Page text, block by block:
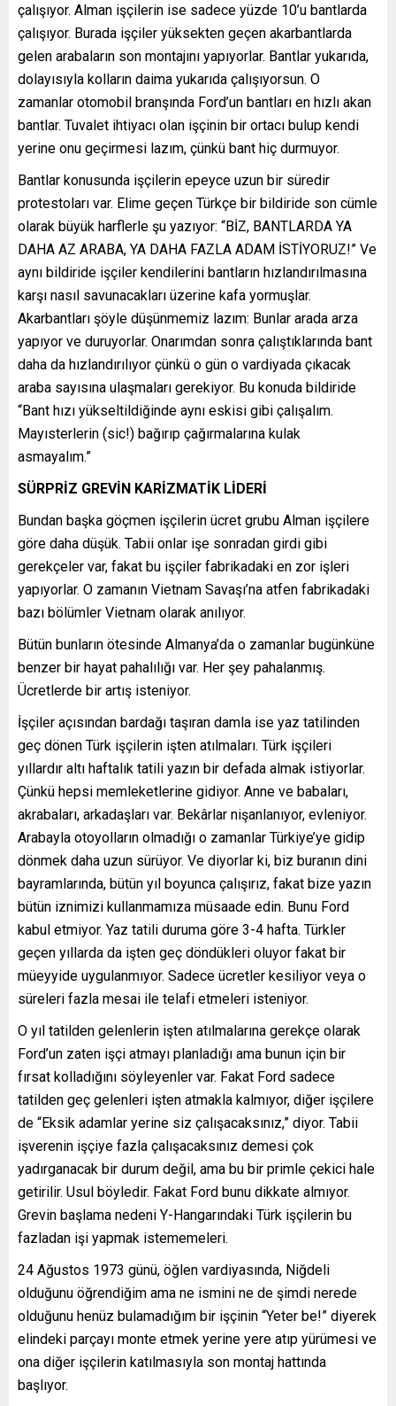
çalışıyor. Alman işçilerin ise sadece yüzde 10’u bantlarda
çalışıyor. Burada işçiler yüksekten geçen akarbantlarda
gelen arabaların son montajını yapıyorlar. Bantlar yukarıda,
dolayısıyla kolların daima yukarıda çalışıyorsun. O
zamanlar otomobil branşında Ford’un bantları en hızlı akan
bantlar. Tuvalet ihtiyacı olan işçinin bir ortacı bulup kendi
yerine onu geçirmesi lazım, çünkü bant hiç durmuyor.
Bantlar konusunda işçilerin epeyce uzun bir süredir
protestoları var. Elime geçen Türkçe bir bildiride son cümle
olarak büyük harflerle şu yazıyor: “BİZ, BANTLARDA YA
DAHA AZ ARABA, YA DAHA FAZLA ADAM İSTİYORUZ!” Ve
aynı bildiride işçiler kendilerini bantların hızlandırılmasına
karşı nasıl savunacakları üzerine kafa yormuşlar.
Akarbantları şöyle düşünmemiz lazım: Bunlar arada arza
yapıyor ve duruyorlar. Onarımdan sonra çalıştıklarında bant
daha da hızlandırılıyor çünkü o gün o vardiyada çıkacak
araba sayısına ulaşmaları gerekiyor. Bu konuda bildiride
“Bant hızı yükseltildiğinde aynı eskisi gibi çalışalım.
Mayısterlerin (sic!) bağırıp çağırmalarına kulak
asmayalım.”
SÜRPRİZ GREVİN KARİZMATİK LİDERİ
Bundan başka göçmen işçilerin ücret grubu Alman işçilere
göre daha düşük. Tabii onlar işe sonradan girdi gibi
gerekçeler var, fakat bu işçiler fabrikadaki en zor işleri
yapıyorlar. O zamanın Vietnam Savaşı’na atfen fabrikadaki
bazı bölümler Vietnam olarak anılıyor.
Bütün bunların ötesinde Almanya’da o zamanlar bugünküne
benzer bir hayat pahalılığı var. Her şey pahalanmış.
Ücretlerde bir artış isteniyor.
İşçiler açısından bardağı taşıran damla ise yaz tatilinden
geç dönen Türk işçilerin işten atılmaları. Türk işçileri
yıllardır altı haftalık tatili yazın bir defada almak istiyorlar.
Çünkü hepsi memleketlerine gidiyor. Anne ve babaları,
akrabaları, arkadaşları var. Bekârlar nişanlanıyor, evleniyor.
Arabayla otoyolların olmadığı o zamanlar Türkiye’ye gidip
dönmek daha uzun sürüyor. Ve diyorlar ki, biz buranın dini
bayramlarında, bütün yıl boyunca çalışırız, fakat bize yazın
bütün iznimizi kullanmamıza müsaade edin. Bunu Ford
kabul etmiyor. Yaz tatili duruma göre 3-4 hafta. Türkler
geçen yıllarda da işten geç döndükleri oluyor fakat bir
müeyyide uygulanmıyor. Sadece ücretler kesiliyor veya o
süreleri fazla mesai ile telafi etmeleri isteniyor.
O yıl tatilden gelenlerin işten atılmalarına gerekçe olarak
Ford’un zaten işçi atmayı planladığı ama bunun için bir
fırsat kolladığını söyleyenler var. Fakat Ford sadece
tatilden geç gelenleri işten atmakla kalmıyor, diğer işçilere
de “Eksik adamlar yerine siz çalışacaksınız,” diyor. Tabii
işverenin işçiye fazla çalışacaksınız demesi çok
yadırganacak bir durum değil, ama bu bir primle çekici hale
getirilir. Usul böyledir. Fakat Ford bunu dikkate almıyor.
Grevin başlama nedeni Y-Hangarındaki Türk işçilerin bu
fazladan işi yapmak istememeleri.
24 Ağustos 1973 günü, öğlen vardiyasında, Niğdeli
olduğunu öğrendiğim ama ne ismini ne de şimdi nerede
olduğunu henüz bulamadığım bir işçinin “Yeter be!” diyerek
elindeki parçayı monte etmek yerine yere atıp yürümesi ve
ona diğer işçilerin katılmasıyla son montaj hattında
başlıyor.